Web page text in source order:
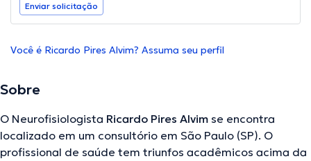
Enviar solicitação
Você é Ricardo Pires Alvim? Assuma seu perfil
Sobre
O Neurofisiologista Ricardo Pires Alvim se encontra
localizado em um consultório em São Paulo (SP). O
profissional de saúde tem triunfos acadêmicos acima da